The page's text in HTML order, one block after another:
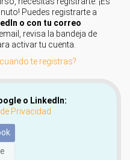
Puedes registrarte a
o con tu correo
revisa la bandeja de
activar tu cuenta.
te registras?
o LinkedIn:
Privacidad